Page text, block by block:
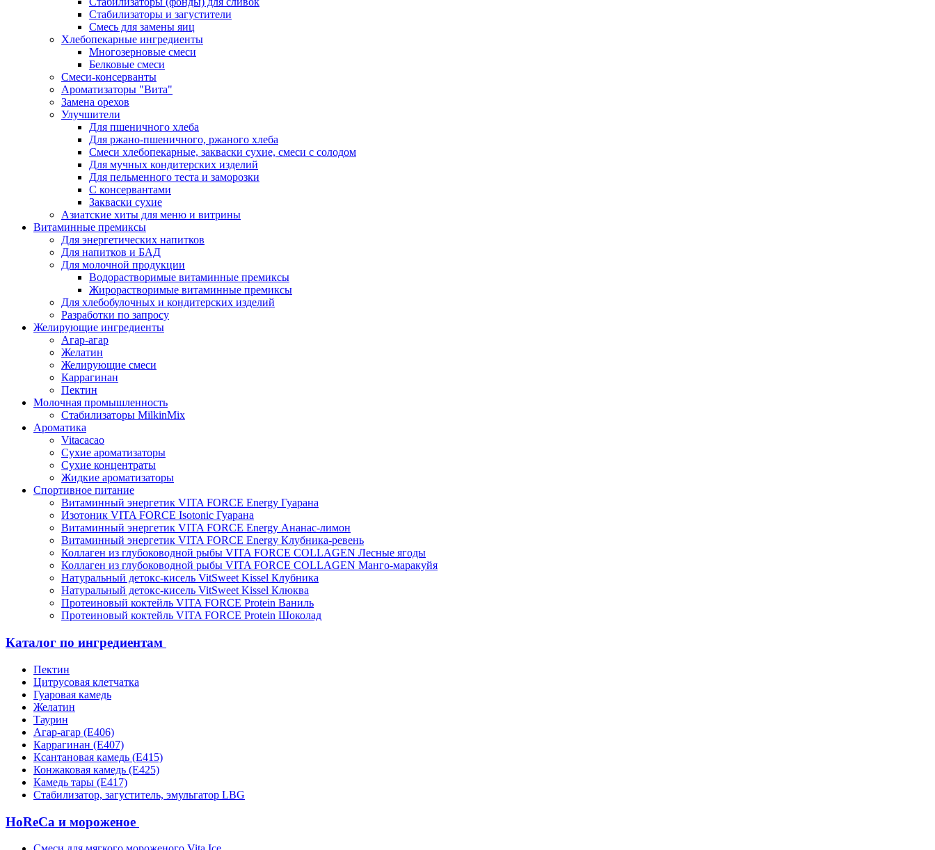
Стабилизаторы и загустители
Смесь для замены яиц
Хлебопекарные ингредиенты
Многозерновые смеси
Белковые смеси
Смеси-консерванты
Ароматизаторы "Вита"
Замена орехов
Улучшители
Для пшеничного хлеба
Для ржано-пшеничного, ржаного хлеба
Смеси хлебопекарные, закваски сухие, смеси с солодом
Для мучных кондитерских изделий
Для пельменного теста и заморозки
С консервантами
Закваски сухие
Азиатские хиты для меню и витрины
Витаминные премиксы
Для энергетических напитков
Для напитков и БАД
Для молочной продукции
Водорастворимые витаминные премиксы
Жирорастворимые витаминные премиксы
Для хлебобулочных и кондитерских изделий
Разработки по запросу
Желирующие ингредиенты
Агар-агар
Желатин
Желирующие смеси
Каррагинан
Пектин
Молочная промышленность
Стабилизаторы MilkinMix
Ароматика
Vitacacao
Сухие ароматизаторы
Сухие концентраты
Жидкие ароматизаторы
Спортивное питание
Витаминный энергетик VITA FORCE Energy Гуарана
Изотоник VITA FORCE Isotonic Гуарана
Витаминный энергетик VITA FORCE Energy Ананас-лимон
Витаминный энергетик VITA FORCE Energy Клубника-ревень
Коллаген из глубоководной рыбы VITA FORCE COLLAGEN Лесные ягоды
Коллаген из глубоководной рыбы VITA FORCE COLLAGEN Манго-маракуйя
Натуральный детокс-кисель VitSweet Kissel Клубника
Натуральный детокс-кисель VitSweet Kissel Клюква
Протеиновый коктейль VITA FORCE Protein Ваниль
Протеиновый коктейль VITA FORCE Protein Шоколад
Каталог по ингредиентам
Пектин
Цитрусовая клетчатка
Гуаровая камедь
Желатин
Таурин
Агар-агар (Е406)
Каррагинан (Е407)
Ксантановая камедь (Е415)
Конжаковая камедь (Е425)
Камедь тары (Е417)
Стабилизатор, загуститель, эмульгатор LBG
HoReCa и мороженое